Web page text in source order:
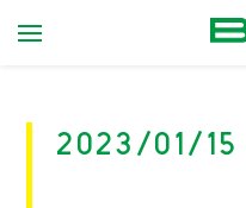
2023/01/